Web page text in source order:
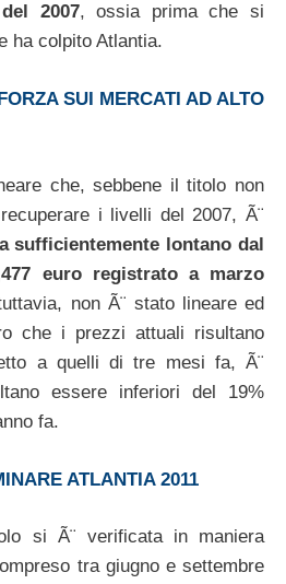
2007, ossia prima che si
ha colpito Atlantia.
SUI MERCATI AD ALTO
che, sebbene il titolo non
i livelli del 2007, Ã¨
sufficientemente lontano dal
euro registrato a marzo
non Ã¨ stato lineare ed
che i prezzi attuali risultano
a quelli di tre mesi fa, Ã¨
essere inferiori del 19%
fa.
ATLANTIA 2011
si Ã¨ verificata in maniera
tra giugno e settembre